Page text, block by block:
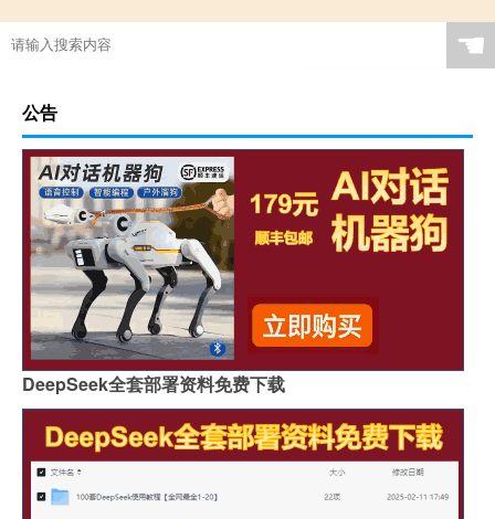
☚
公告
DeepSeek全套部署资料免费下载